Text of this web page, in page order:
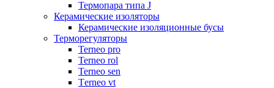
Термопара типа J
Керамические изоляторы
Керамические изоляционные бусы
Терморегуляторы
Terneo pro
Terneo rol
Terneo sen
Тerneo vt